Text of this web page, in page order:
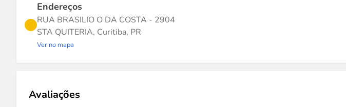
Endereços
RUA BRASILIO O DA COSTA - 2904
STA QUITERIA, Curitiba, PR
Ver no mapa
Avaliações